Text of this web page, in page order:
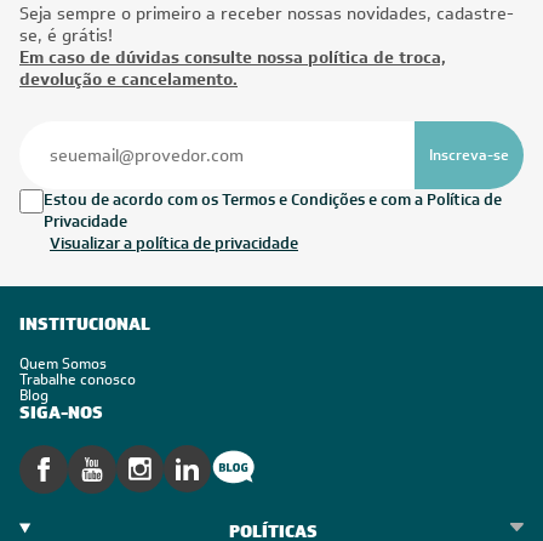
Seja sempre o primeiro a receber nossas novidades, cadastre-
se, é grátis!
Em caso de dúvidas consulte nossa política de troca,
devolução e cancelamento.
Inscreva-se
Estou de acordo com os Termos e Condições e com a Política de
Privacidade
Visualizar a política de privacidade
INSTITUCIONAL
Quem Somos
Trabalhe conosco
Blog
SIGA-NOS
POLÍTICAS